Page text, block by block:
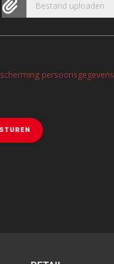
Bestand uploaden
persoonsgegevens